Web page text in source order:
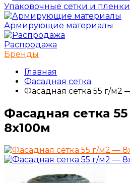
Упаковочные сетки и пленки
Армирующие материалы
Распродажа
Бренды
Главная
Фасадная сетка
Фасадная сетка 55 г/м2
Фасадная сетка
8х100м